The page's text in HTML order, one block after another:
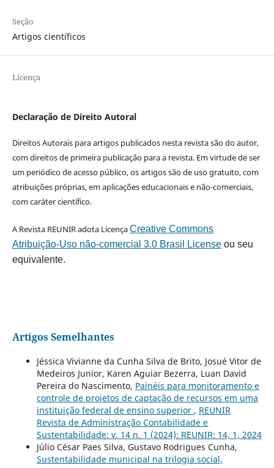
Seção
Artigos científicos
Licença
Declaração de Direito Autoral
Direitos Autorais para artigos publicados nesta revista são do autor,
com direitos de primeira publicação para a revista. Em virtude de ser
um periódico de acesso público, os artigos são de uso gratuito, com
atribuições próprias, em aplicações educacionais e não-comerciais,
com caráter científico.
A Revista REUNIR adota LicençaCreative Commons
Atribuição-Uso não-comercial 3.0 Brasil Licenseou seu
equivalente.
Artigos Semelhantes
Jéssica Vivianne da Cunha Silva de Brito, Josué Vitor de
Medeiros Junior, Karen Aguiar Bezerra, Luan David
Pereira do Nascimento, Painéis para monitoramento e
controle de projetos de captação de recursos em uma
instituição federal de ensino superior , REUNIR
Revista de Administração Contabilidade e
Sustentabilidade: v. 14 n. 1 (2024): REUNIR: 14, 1, 2024
Júlio César Paes Silva, Gustavo Rodrigues Cunha,
Sustentabilidade municipal na trilogia social,